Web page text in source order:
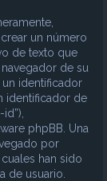
un número
de texto que
de su
identificador
identificador de
phpBB. Una
por
han sido
de usuario.